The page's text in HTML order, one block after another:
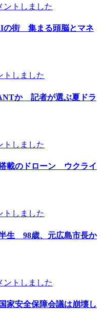
ントしました
の街 集まる頭脳とマネ
トしました
か 記者が選ぶ夏ドラ
トしました
載のドローン ウクライ
トしました
生 98歳、元広島市長か
ントしました
家安全保障会議は崩壊し